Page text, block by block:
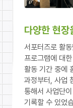
다양한 현장
서포터즈로 활
프로그램에 대
활동 기간 중에
과정부터, 사업
통해서 사업단
기록할 수 있었